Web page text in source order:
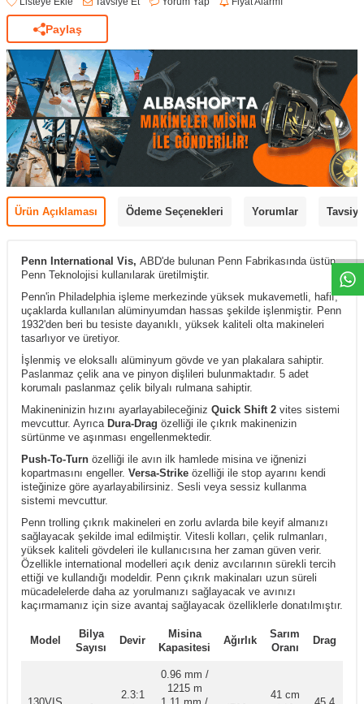
Paylaş
Ürün Açıklaması Ödeme Seçenekleri Yorumlar
Penn International Vis, ABD'de bulunan Penn Fabrikasında üstün
Penn Teknolojisi kullanılarak üretilmiştir.
Penn'in Philadelphia işleme merkezinde yüksek mukavemetli, hafif,
uçaklarda kullanılan alüminyumdan hassas şekilde işlenmiştir. Penn
1932'den beri bu tesiste dayanıklı, yüksek kaliteli olta makineleri
tasarlıyor ve üretiyor.
İşlenmiş ve eloksallı alüminyum gövde ve yan plakalara sahiptir.
Paslanmaz çelik ana ve pinyon dişlileri bulunmaktadır. 5 adet
korumalı paslanmaz çelik bilyalı rulmana sahiptir.
Makineninizin hızını ayarlayabileceğiniz Quick Shift 2 vites sistemi
mevcuttur. Ayrıca Dura-Drag özelliği ile çıkrık makinenizin
sürtünme ve aşınması engellenmektedir.
Push-To-Turn özelliği ile avın ilk hamlede misina ve iğnenizi
kopartmasını engeller. Versa-Strike özelliği ile stop ayarını kendi
isteğinize göre ayarlayabilirsiniz. Sesli veya sessiz kullanma
sistemi mevcuttur.
Penn trolling çıkrık makineleri en zorlu avlarda bile keyif almanızı
sağlayacak şekilde imal edilmiştir. Vitesli kolları, çelik rulmanları,
yüksek kaliteli gövdeleri ile kullanıcısına her zaman güven verir.
Özellikle international modelleri açık deniz avcılarının sürekli tercih
ettiği ve kullandığı modeldir. Penn çıkrık makinaları uzun süreli
mücadelelerde daha az yorulmanızı sağlayacak ve avınızı
kaçırmamanız için size avantaj sağlayacak özelliklerle donatılmıştır.
Model
Bilya
Sayısı
Devir
Misina
Kapasitesi
Ağırlık
Sarım
Oranı
Drag
2.3:1
0.96 mm /
1215 m
41 cm